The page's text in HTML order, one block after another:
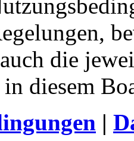
die
diesem
|